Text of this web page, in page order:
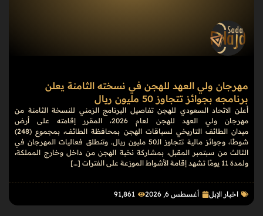
مهرجان ولي العهد للهجن في نسخته الثامنة يعلن
برنامجه بجوائز تتجاوز 50 مليون ريال
أعلن الاتحاد السعودي للهجن تفاصيل البرنامج الزمني للنسخة الثامنة من
مهرجان ولي العهد للهجن لعام 2026، المقرر إقامته على أرض
ميدان الطائف التاريخي لسباقات الهجن بمحافظة الطائف، بمجموع (248)
شوطًا، وجوائز مالية تتجاوز الـ50 مليون ريال. وتنطلق فعاليات المهرجان في
الثالث من سبتمبر المقبل، بمشاركة نخبة الهجن من داخل وخارج المملكة،
ولمدة 11 يومًا تشهد إقامة الأشواط الموزعة على الفترات […]
اخبار الإبل أغسطس 6, 2026 91٬861